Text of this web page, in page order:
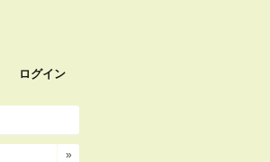
ログイン
»